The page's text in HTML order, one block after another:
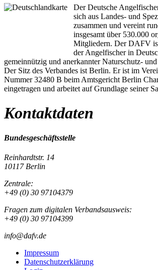
Der Deutsche
sich aus Landes- und
zusammen und vereint
insgesamt über 530.000
Mitgliedern. Der DAFV
der Angelfischer in
gemeinnützig und anerkannter Naturschutz-
Der Sitz des Verbandes ist Berlin. Er ist im
Nummer 32480 B beim Amtsgericht Berlin
eingetragen und arbeitet auf Grundlage seiner
Kontaktdaten
Bundesgeschäftsstelle
Reinhardtstr. 14
10117 Berlin
Zentrale:
+49 (0) 30 97104379
Fragen zum digitalen Verbandsausweis:
+49 (0) 30 97104399
info@dafv.de
Impressum
Datenschutzerklärung